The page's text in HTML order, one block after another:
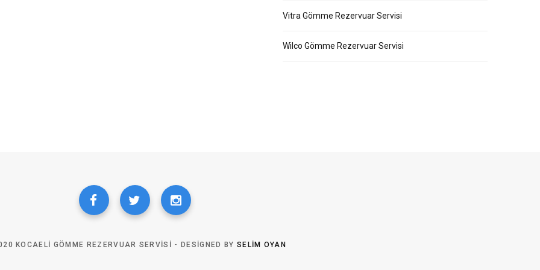
Vitra Gömme Rezervuar Servisi
Wilco Gömme Rezervuar Servisi
KOCAELI GÖMME REZERVUAR SERVISI - DESIGNED BY SELIM OYAN